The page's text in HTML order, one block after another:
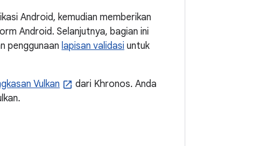
Android, kemudian memberikan
Android. Selanjutnya, bagian ini
penggunaan lapisan validasi untuk
Vulkan
dari Khronos. Anda